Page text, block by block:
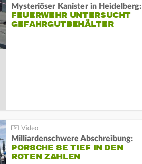
Mysteriöser Kanister in Heidelberg:
FEUERWEHR UNTERSUCHT
GEFAHRGUTBEHÄLTER
Milliardenschwere Abschreibung:
PORSCHE SE TIEF IN DEN
ROTEN ZAHLEN